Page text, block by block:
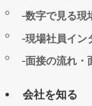
数字で見る現
現場社員イン
面接の流れ・
会社を知る